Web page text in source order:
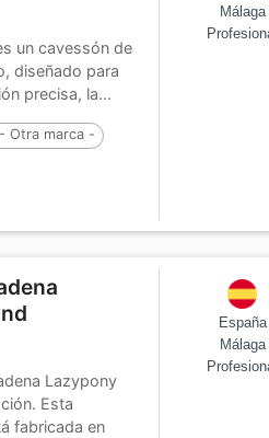
un cavessón de
diseñado para
precisa, la...
- Otra marca -
Málaga
Lazypony
Esta
fabricada en
España
Málaga